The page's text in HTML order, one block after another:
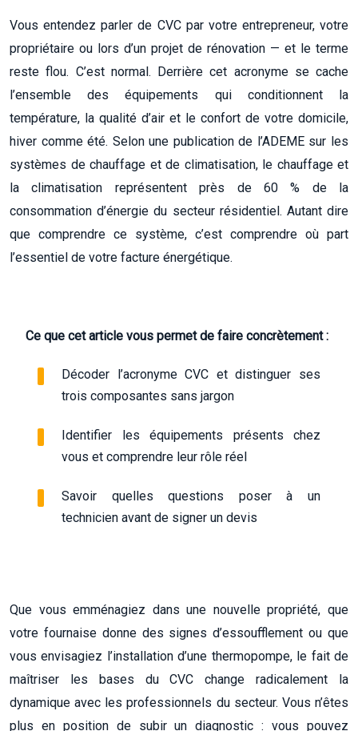
Vous entendez parler de CVC par votre entrepreneur, votre
propriétaire ou lors d’un projet de rénovation — et le terme
reste flou. C’est normal. Derrière cet acronyme se cache
l’ensemble des équipements qui conditionnent la
température, la qualité d’air et le confort de votre domicile,
hiver comme été. Selon une publication de l’ADEME sur les
systèmes de chauffage et de climatisation, le chauffage et
la climatisation représentent près de 60 % de la
consommation d’énergie du secteur résidentiel. Autant dire
que comprendre ce système, c’est comprendre où part
l’essentiel de votre facture énergétique.
Ce que cet article vous permet de faire concrètement :
Décoder l’acronyme CVC et distinguer ses
trois composantes sans jargon
Identifier les équipements présents chez
vous et comprendre leur rôle réel
Savoir quelles questions poser à un
technicien avant de signer un devis
Que vous emménagiez dans une nouvelle propriété, que
votre fournaise donne des signes d’essoufflement ou que
vous envisagiez l’installation d’une thermopompe, le fait de
maîtriser les bases du CVC change radicalement la
dynamique avec les professionnels du secteur. Vous n’êtes
plus en position de subir un diagnostic : vous pouvez